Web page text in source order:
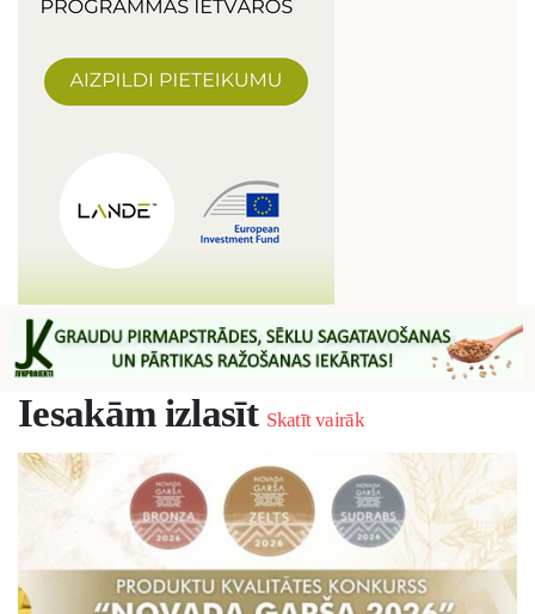
Iesakām izlasīt Skatīt vairāk